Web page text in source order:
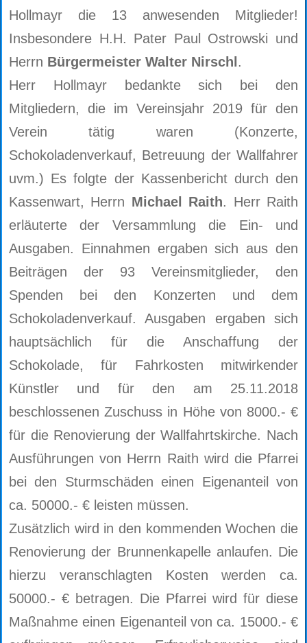
Hollmayr die 13 anwesenden Mitglieder!
Insbesondere H.H. Pater Paul Ostrowski und
Herrn Bürgermeister Walter Nirschl.
Herr Hollmayr bedankte sich bei den
Mitgliedern, die im Vereinsjahr 2019 für den
Verein tätig waren (Konzerte,
Schokoladenverkauf, Betreuung der Wallfahrer
uvm.) Es folgte der Kassenbericht durch den
Kassenwart, Herrn Michael Raith. Herr Raith
erläuterte der Versammlung die Ein- und
Ausgaben. Einnahmen ergaben sich aus den
Beiträgen der 93 Vereinsmitglieder, den
Spenden bei den Konzerten und dem
Schokoladenverkauf. Ausgaben ergaben sich
hauptsächlich für die Anschaffung der
Schokolade, für Fahrkosten mitwirkender
Künstler und für den am 25.11.2018
beschlossenen Zuschuss in Höhe von 8000.- €
für die Renovierung der Wallfahrtskirche. Nach
Ausführungen von Herrn Raith wird die Pfarrei
bei den Sturmschäden einen Eigenanteil von
ca. 50000.- € leisten müssen.
Zusätzlich wird in den kommenden Wochen die
Renovierung der Brunnenkapelle anlaufen. Die
hierzu veranschlagten Kosten werden ca.
50000.- € betragen. Die Pfarrei wird für diese
Maßnahme einen Eigenanteil von ca. 15000.- €